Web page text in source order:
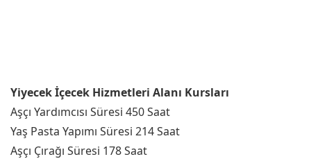
Yiyecek İçecek Hizmetleri Alanı Kursları
Aşçı Yardımcısı Süresi 450 Saat
Yaş Pasta Yapımı Süresi 214 Saat
Aşçı Çırağı Süresi 178 Saat